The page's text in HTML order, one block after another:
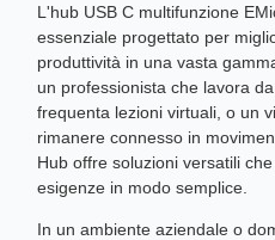
L'hub USB C multifunzione
essenziale progettato per
produttività in una vasta
un professionista che lavora
frequenta lezioni virtuali, o un
rimanere connesso in
Hub offre soluzioni versatili
esigenze in modo semplice.
In un ambiente aziendale o